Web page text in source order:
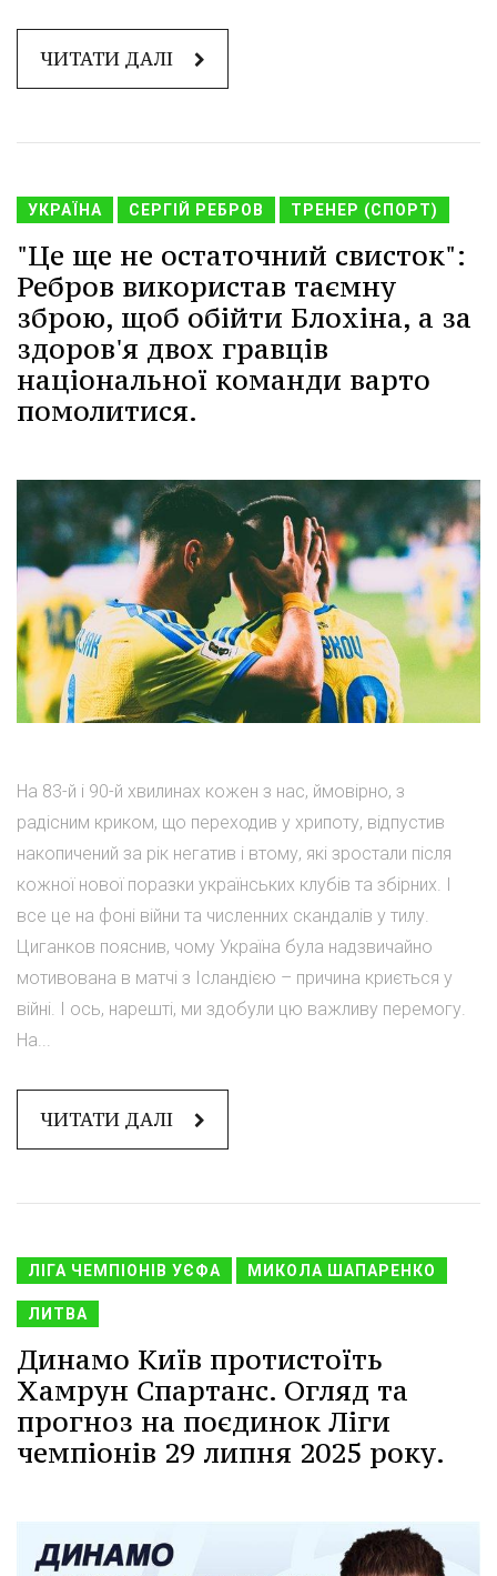
ЧИТАТИ ДАЛІ
УКРАЇНА СЕРГІЙ РЕБРОВ ТРЕНЕР (СПОРТ)
"Це ще не остаточний свисток":
Ребров використав таємну
зброю, щоб обійти Блохіна, а за
здоров'я двох гравців
національної команди варто
помолитися.
На 83-й і 90-й хвилинах кожен з нас, ймовірно, з
радісним криком, що переходив у хрипоту, відпустив
накопичений за рік негатив і втому, які зростали після
кожної нової поразки українських клубів та збірних. І
все це на фоні війни та численних скандалів у тилу.
Циганков пояснив, чому Україна була надзвичайно
мотивована в матчі з Ісландією – причина криється у
війні. І ось, нарешті, ми здобули цю важливу перемогу.
На...
ЧИТАТИ ДАЛІ
ЛІГА ЧЕМПІОНІВ УЄФА МИКОЛА ШАПАРЕНКО
ЛИТВА
Динамо Київ протистоїть
Хамрун Спартанс. Огляд та
прогноз на поєдинок Ліги
чемпіонів 29 липня 2025 року.